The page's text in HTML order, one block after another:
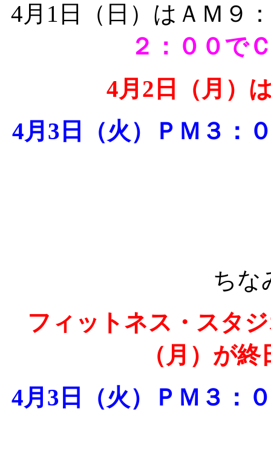
4月1日（日）はＡＭ９
２：００で
4月2日（月）
4月3日（火）ＰＭ３：
ちな
フィットネス・スタ
（月）が
4月3日（火）ＰＭ３：